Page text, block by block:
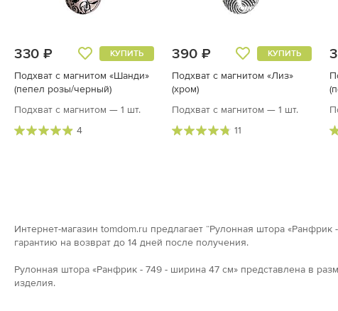
330 ₽ КУПИТЬ
Подхват с магнитом «Шанди»
(пепел розы/черный)
Подхват с магнитом — 1 шт.
4
390 ₽ КУПИТЬ
Подхват с магнитом «Лиз»
(хром)
Подхват с магнитом — 1 шт.
11
Интернет-магазин tomdom.ru предлагает “Рулонная штора
гарантию на возврат до 14 дней после получения.
Рулонная штора «Ранфрик - 749 - ширина 47 см» представлена в
изделия.